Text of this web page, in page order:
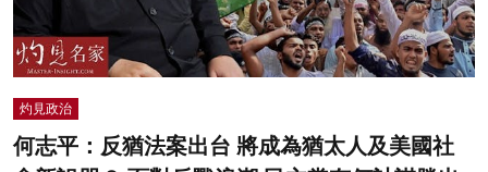
灼見政治
何志平：反猶法案出台 將成為猶太人及美國社